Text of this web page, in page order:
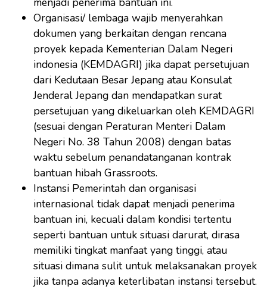
Organisasi/ lembaga wajib menyerahkan
dokumen yang berkaitan dengan rencana
proyek kepada Kementerian Dalam Negeri
indonesia (KEMDAGRI) jika dapat persetujuan
dari Kedutaan Besar Jepang atau Konsulat
Jenderal Jepang dan mendapatkan surat
persetujuan yang dikeluarkan oleh KEMDAGRI
(sesuai dengan Peraturan Menteri Dalam
Negeri No. 38 Tahun 2008) dengan batas
waktu sebelum penandatanganan kontrak
bantuan hibah Grassroots.
Instansi Pemerintah dan organisasi
internasional tidak dapat menjadi penerima
bantuan ini, kecuali dalam kondisi tertentu
seperti bantuan untuk situasi darurat, dirasa
memiliki tingkat manfaat yang tinggi, atau
situasi dimana sulit untuk melaksanakan proyek
jika tanpa adanya keterlibatan instansi tersebut.